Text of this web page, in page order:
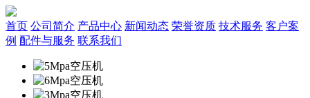
首页 公司简介 产品中心 新闻动态 荣誉资质 技术服务 客户案
例 配件与服务 联系我们